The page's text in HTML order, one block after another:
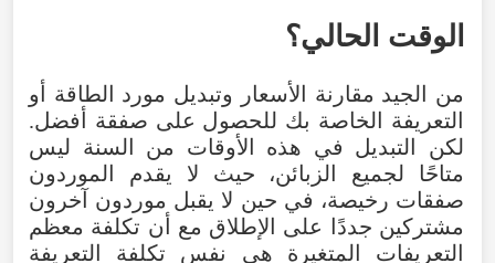
الوقت الحالي؟
من الجيد مقارنة الأسعار وتبديل مورد الطاقة أو
التعريفة الخاصة بك للحصول على صفقة أفضل.
لكن التبديل في هذه الأوقات من السنة ليس
متاحًا لجميع الزبائن، حيث لا يقدم الموردون
صفقات رخيصة، في حين لا يقبل موردون آخرون
مشتركين جددًا على الإطلاق مع أن تكلفة معظم
التعريفات المتغيرة هي نفس تكلفة التعريفة